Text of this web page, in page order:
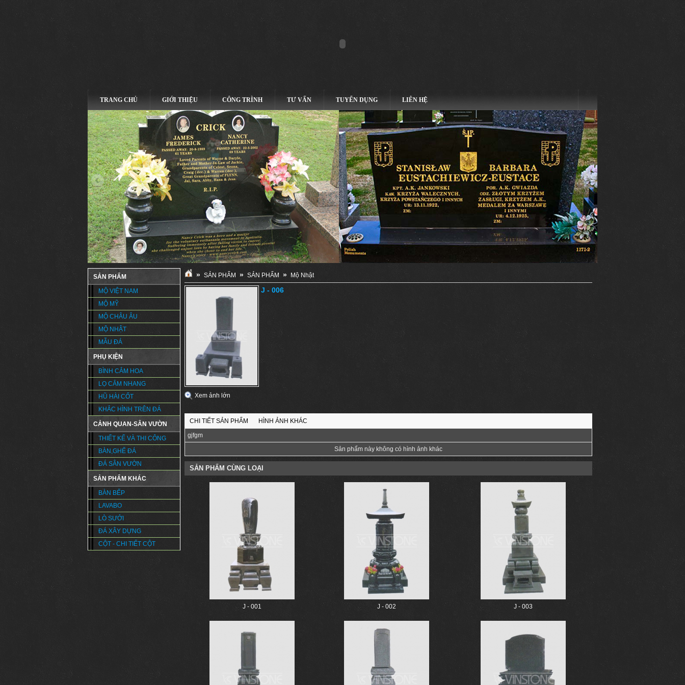
TRANG CHỦ GIỚI THIỆU CÔNG TRÌNH TƯ VẤN TUYỂN DỤNG LIÊN HỆ
SẢN PHẨM
MỘ VIỆT NAM
MỘ MỸ
MỘ CHÂU ÂU
MỘ NHẬT
MẪU ĐÁ
PHỤ KIỆN
BÌNH CẮM HOA
LỌ CẮM NHANG
HŨ HÀI CỐT
KHẮC HÌNH TRÊN ĐÁ
CẢNH QUAN-SÂN VƯỜN
THIẾT KẾ VÀ THI CÔNG
BÀN,GHẾ ĐÁ
ĐÁ SÂN VƯỜN
SẢN PHẨM KHÁC
BÀN BẾP
LAVABO
LÒ SƯỞI
ĐÁ XÂY DỰNG
CỘT - CHI TIẾT CỘT
» SẢN PHẨM » SẢN PHẨM » Mộ Nhật
Xem ảnh lớn
J - 006
CHI TIẾT SẢN PHẨM
HÌNH ẢNH KHÁC
gjfgm
Sản phẩm này không có hình ảnh khác
SẢN PHẨM CÙNG LOẠI
J - 001 J - 002 J - 003